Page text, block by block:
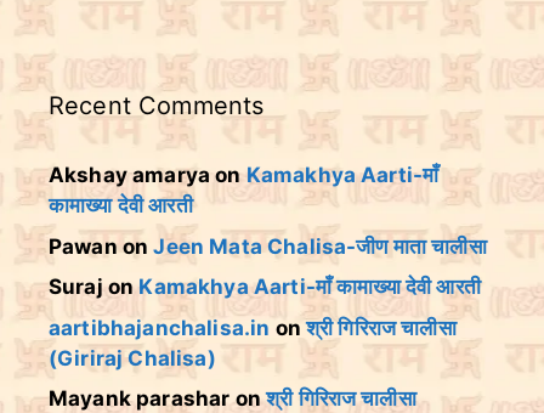
Recent Comments
Akshay amarya onKamakhya Aarti-माँ
कामाख्या देवी आरती
Pawan onJeen Mata Chalisa-जीण माता चालीसा
SurajonKamakhya Aarti-माँ कामाख्या देवी आरती
aartibhajanchalisa.in onश्री गिरिराज चालीसा
(Giriraj Chalisa)
Mayank parashar onश्री गिरिराज चालीसा